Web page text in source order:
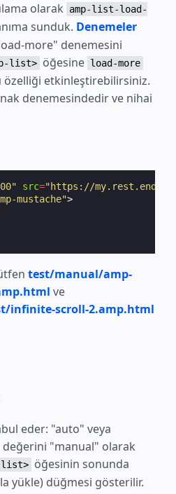
olarak
amp-list-load-
sunduk. Denemeler
more" denemesini
list> öğesine load-more
özelliği etkinleştirebilirsiniz.
denemesindedir ve nihai
src="https://
mustache">
test/manual/amp-
ve
infinite-scroll-2.amp.html
eder: "auto" veya
"manual" olarak
list> öğesinin sonunda
yükle) düğmesi gösterilir.